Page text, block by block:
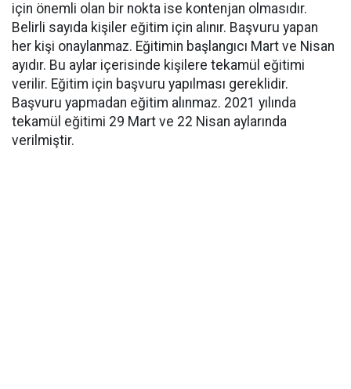
için önemli olan bir nokta ise kontenjan olmasıdır.
Belirli sayıda kişiler eğitim için alınır. Başvuru yapan
her kişi onaylanmaz. Eğitimin başlangıcı Mart ve Nisan
ayıdır. Bu aylar içerisinde kişilere tekamül eğitimi
verilir. Eğitim için başvuru yapılması gereklidir.
Başvuru yapmadan eğitim alınmaz. 2021 yılında
tekamül eğitimi 29 Mart ve 22 Nisan aylarında
verilmiştir.